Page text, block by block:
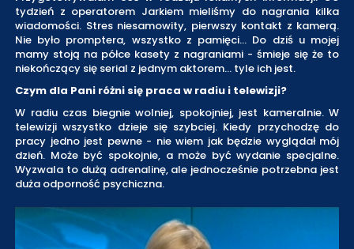
tydzień z operatorem Jarkiem mieliśmy do nagrania kilka
wiadomości. Stres niesamowity, pierwszy kontakt z kamerą.
Nie było promptera, wszystko z pamięci… Do dziś u mojej
mamy stoją na półce kasety z nagraniami - śmieje się że to
niekończący się serial z jednym aktorem… tyle ich jest.
Czym dla Pani różni się praca w radiu i telewizji?
W radiu czas biegnie wolniej, spokojniej, jest kameralnie. W
telewizji wszystko dzieje się szybciej. Kiedy przychodzę do
pracy jedno jest pewne - nie wiem jak będzie wyglądał mój
dzień. Może być spokojnie, a może być wydanie specjalne.
Wyzwala to dużą adrenalinę, ale jednocześnie potrzebna jest
duża odporność psychiczna.